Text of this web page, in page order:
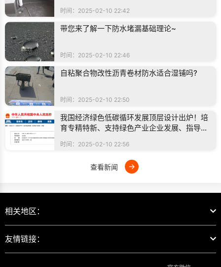
时间：2025-02-10 22:42
带您来了解一下防水堵漏基础理论~
时间：2025-02-10 22:46
自粘聚合物改性沥青卷材防水适合湿铺吗?
时间：2025-02-10 22:50
我国经济绿色低碳循环发展顶层设计出炉！培
育专精特新、支持绿色产业企业发展、指导制
时间：2025-02-10 22:56
查看新闻 →
相关地区：
友情链接：